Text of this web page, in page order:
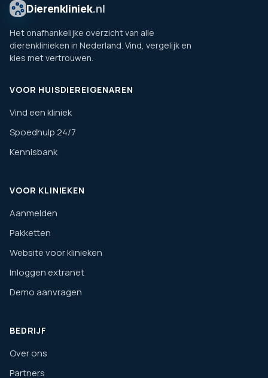
Dierenkliniek.nl
Het onafhankelijke overzicht van alle
dierenklinieken in Nederland. Vind, vergelijk en
kies met vertrouwen.
VOOR HUISDIEREIGENAREN
Vind een kliniek
Spoedhulp 24/7
Kennisbank
VOOR KLINIEKEN
Aanmelden
Pakketten
Website voor klinieken
Inloggen extranet
Demo aanvragen
BEDRIJF
Over ons
Partners